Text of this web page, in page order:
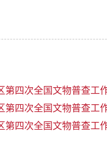
第四次全国文物普查工
第四次全国文物普查工
第四次全国文物普查工